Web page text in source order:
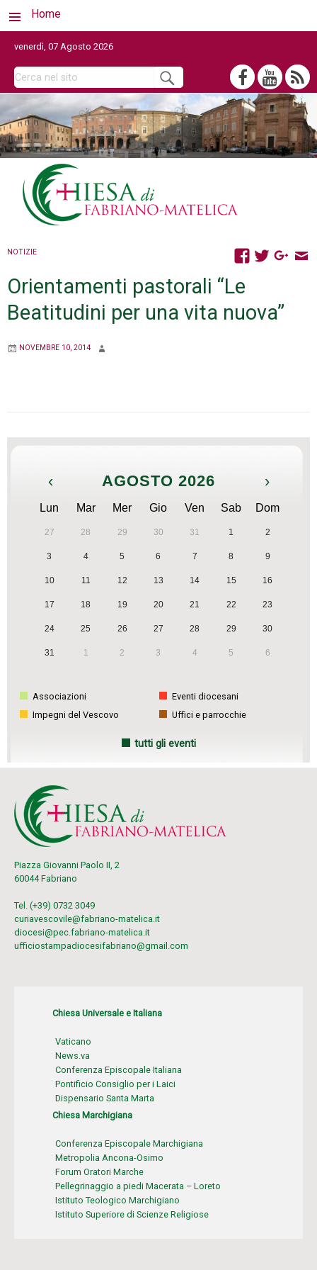
Home
venerdì, 07 Agosto 2026
NOTIZIE
Orientamenti pastorali “Le
Beatitudini per una vita nuova”
NOVEMBRE 10, 2014
‹ AGOSTO 2026 ›
Lun Mar Mer Gio Ven Sab Dom
27 28 29 30 31 1 2
3 4 5 6 7 8 9
10 11 12 13 14 15 16
17 18 19 20 21 22 23
24 25 26 27 28 29 30
31 1 2 3 4 5 6
Associazioni
Eventi diocesani
Impegni del Vescovo
Uffici e parrocchie
tutti gli eventi
Piazza Giovanni Paolo II, 2
60044 Fabriano
Tel. (+39) 0732 3049
curiavescovile@fabriano-matelica.it
diocesi@pec.fabriano-matelica.it
ufficiostampadiocesifabriano@gmail.com
Chiesa Universale e Italiana
Vaticano
News.va
Conferenza Episcopale Italiana
Pontificio Consiglio per i Laici
Dispensario Santa Marta
Chiesa Marchigiana
Conferenza Episcopale Marchigiana
Metropolia Ancona-Osimo
Forum Oratori Marche
Pellegrinaggio a piedi Macerata – Loreto
Istituto Teologico Marchigiano
Istituto Superiore di Scienze Religiose